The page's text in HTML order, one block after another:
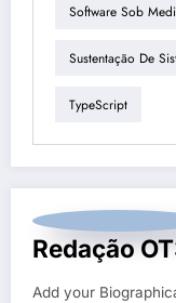
Software Sob
Sustentação De
TypeScript
Redação
Add your